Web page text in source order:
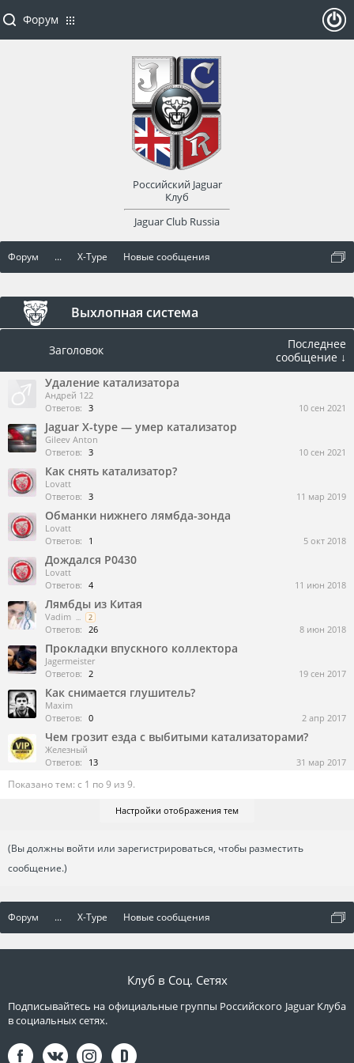
Форум ... X-Type Новые сообщения
Выхлопная система
Заголовок
Последнее
сообщение ↓
Удаление катализатора
Андрей 122
Ответов: 3 10 сен 2021
Jaguar X-type — умер катализатор
Gileev Anton
Ответов: 3 10 сен 2021
Как снять катализатор?
Lovatt
Ответов: 3 11 мар 2019
Обманки нижнего лямбда-зонда
Lovatt
Ответов:
1 5 окт 2018
Дождался Р0430
Lovatt
Ответов: 4 11 июн 2018
Лямбды из Китая
Vadim ... 2
Ответов: 26 8 июн 2018
Прокладки впускного коллектора
Jagermeister
Ответов: 2 19 сен 2017
Как снимается глушитель?
Maxim
Ответов: 0 2 апр 2017
Чем грозит езда с выбитыми катализаторами?
Железный
Ответов:
13 31 мар 2017
Показано тем: с 1 по 9 из 9.
Настройки отображения тем
(Вы должны войти или зарегистрироваться, чтобы разместить
сообщение.)
Форум ... X-Type Новые сообщения
Форум
Российский Jaguar
Клуб
Jaguar Club Russia
оват
Клуб в Соц. Сетях
Подписывайтесь на официальные группы Российского Jaguar Клуба
в социальных сетях.